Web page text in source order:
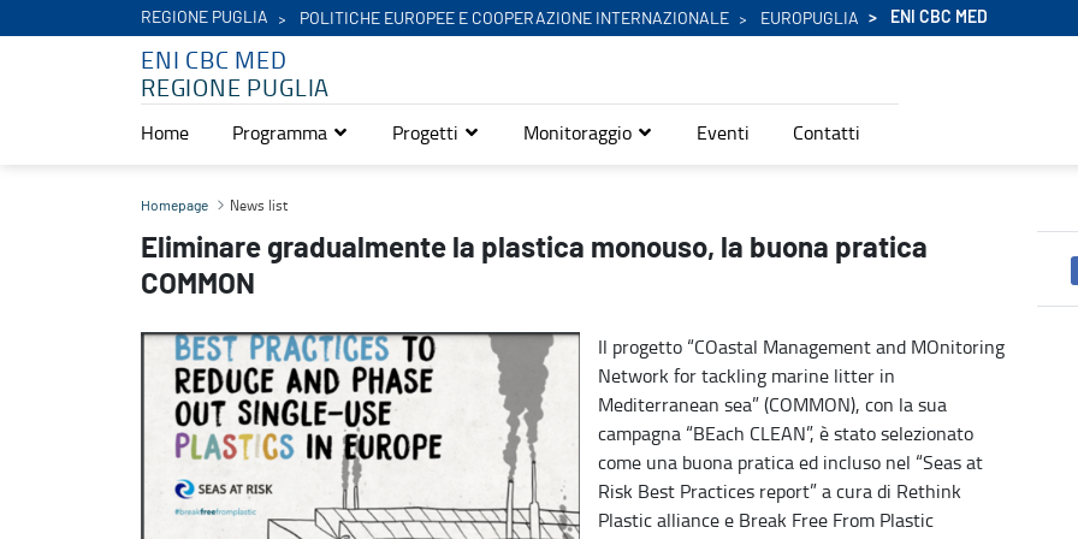
REGIONE PUGLIA POLITICHE EUROPEE E COOPERAZIONE INTERNAZIONALE EUROPUGLIA ENI CBC MED
ENI CBC MED
REGIONE PUGLIA
Home Programma Progetti Monitoraggio Eventi Contatti
Eliminare gradualmente la plastica monouso, la buona pratica COMMON - Eni Cbc Med
Homepage News list
Eliminare gradualmente la plastica monouso, la buona pratica
COMMON
Il progetto “COastal Management and MOnitoring
Network for tackling marine litter in
Mediterranean sea” (COMMON), con la sua
campagna “BEach CLEAN”, è stato selezionato
come una buona pratica ed incluso nel “Seas at
Risk Best Practices report” a cura di Rethink
Plastic alliance e Break Free From Plastic